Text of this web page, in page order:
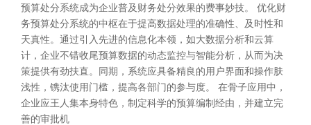
预算处分系统成为企业普及财务处分效果的费事妙技。 优化财
务预算处分系统的中枢在于提高数据处理的准确性、及时性和
天真性。通过引入先进的信息化本领，如大数据分析和云算
计，企业不错收尾预算数据的动态监控与智能分析，从而为决
策提供有劲扶直。同期，系统应具备精良的用户界面和操作肤
浅性，镌汰使用门槛，提高各部门的参与度。 在骨子应用中，
企业应王人集本身特色，制定科学的预算编制经由，并建立完
善的审批机